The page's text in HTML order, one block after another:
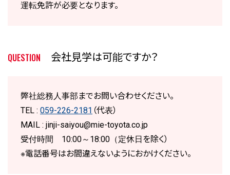
運転免許が必要となります。
QUESTION 会社見学は可能ですか？
弊社総務人事部までお問い合わせください。
TEL : 059-226-2181 （代表）
MAIL : jinji-saiyou@mie-toyota.co.jp
受付時間 10:00～18:00（定休日を除く）
※電話番号はお間違えないようにおかけください。